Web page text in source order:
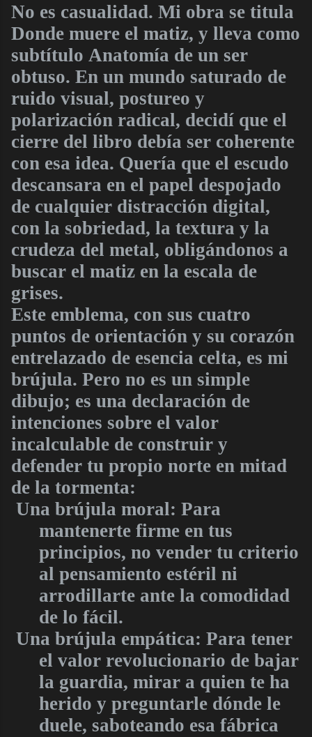
No es casualidad. Mi obra se titula
Donde muere el matiz, y lleva como
subtítulo Anatomía de un ser
obtuso. En un mundo saturado de
ruido visual, postureo y
polarización radical, decidí que el
cierre del libro debía ser coherente
con esa idea. Quería que el escudo
descansara en el papel despojado
de cualquier distracción digital,
con la sobriedad, la textura y la
crudeza del metal, obligándonos a
buscar el matiz en la escala de
grises.
Este emblema, con sus cuatro
puntos de orientación y su corazón
entrelazado de esencia celta, es mi
brújula. Pero no es un simple
dibujo; es una declaración de
intenciones sobre el valor
incalculable de construir y
defender tu propio norte en mitad
de la tormenta:
Una brújula moral: Para
mantenerte firme en tus
principios, no vender tu criterio
al pensamiento estéril ni
arrodillarte ante la comodidad
de lo fácil.
Una brújula empática: Para tener
el valor revolucionario de bajar
la guardia, mirar a quien te ha
herido y preguntarle dónde le
duele, saboteando esa fábrica